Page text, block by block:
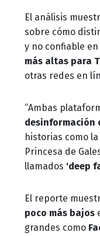
El análisis
sobre cómo
y no confiable
más altas para
otras redes en
“Ambas
desinformación
historias como
Princesa de
llamados 'deep
El reporte
poco más bajos
grandes como